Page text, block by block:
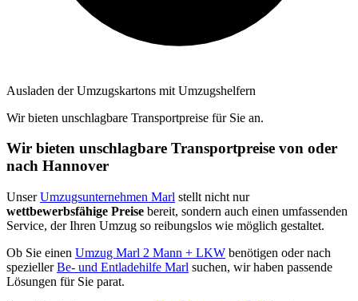
Ausladen der Umzugskartons mit Umzugshelfern
Wir bieten unschlagbare Transportpreise für Sie an.
Wir bieten unschlagbare Transportpreise von oder
nach Hannover
UnserUmzugsunternehmen Marl stellt nicht nur
wettbewerbsfähige Preise bereit, sondern auch einen umfassenden
Service, der Ihren Umzug so reibungslos wie möglich gestaltet.
Ob Sie einen Umzug Marl 2 Mann + LKW benötigen oder nach
speziellerBe- und Entladehilfe Marl suchen, wir haben passende
Lösungen für Sie parat.